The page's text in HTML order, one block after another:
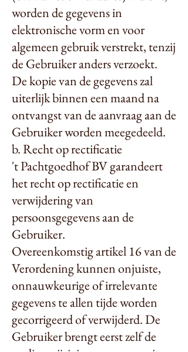
worden de gegevens in
elektronische vorm en voor
algemeen gebruik verstrekt, tenzij
de Gebruiker anders verzoekt.
De kopie van de gegevens zal
uiterlijk binnen een maand na
ontvangst van de aanvraag aan de
Gebruiker worden meegedeeld.
b. Recht op rectificatie
't Pachtgoedhof BV garandeert
het recht op rectificatie en
verwijdering van
persoonsgegevens aan de
Gebruiker.
Overeenkomstig artikel 16 van de
Verordening kunnen onjuiste,
onnauwkeurige of irrelevante
gegevens te allen tijde worden
gecorrigeerd of verwijderd. De
Gebruiker brengt eerst zelf de